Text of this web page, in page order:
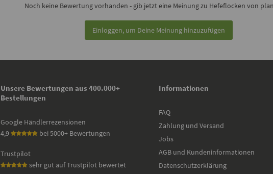
Noch keine Bewertung vorhanden - gib jetzt eine Meinung zu Hefeflocken von
Einloggen, um Deine Meinung hinzuzufügen
Unsere Bewertungen aus 400.000+
Bestellungen
Google Händlerrezensionen
4,9
bei 5000+ Bewertungen
Trustpilot
sehr gut auf Trustpilot bewertet
Informationen
FAQ
Zahlung und Versand
Jobs
AGB und Kundeninformationen
Datenschutzerklärung